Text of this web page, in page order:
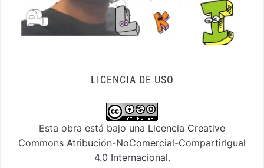
LICENCIA DE USO
Esta obra está bajo una Licencia Creative
Commons Atribución-NoComercial-CompartirIgual
4.0 Internacional.